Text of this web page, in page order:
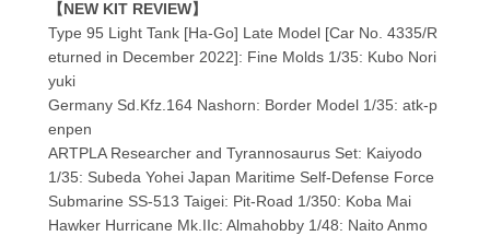
【NEW KIT REVIEW】
Type 95 Light Tank [Ha-Go] Late Model [Car No. 4335/R
eturned in December 2022]: Fine Molds 1/35: Kubo Nori
yuki
Germany Sd.Kfz.164 Nashorn: Border Model 1/35: atk-p
enpen
ARTPLA Researcher and Tyrannosaurus Set: Kaiyodo
1/35: Subeda Yohei Japan Maritime Self-Defense Force
Submarine SS-513 Taigei: Pit-Road 1/350: Koba Mai
Hawker Hurricane Mk.IIc: Almahobby 1/48: Naito Anmo